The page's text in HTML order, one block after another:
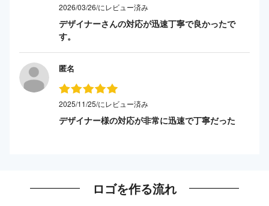
2026/03/26/にレビュー済み
デザイナーさんの対応が迅速丁寧で良かったで
す。
匿名
2025/11/25/にレビュー済み
デザイナー様の対応が非常に迅速で丁寧だった
ロゴを作る流れ